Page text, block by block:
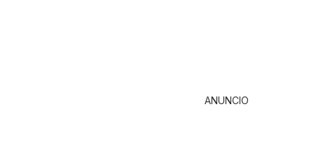
ANUNCIO